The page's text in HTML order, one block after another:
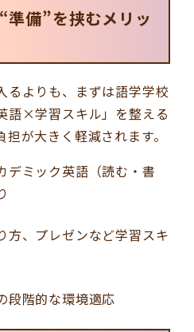
準備”を挟むメリッ
るよりも、まずは語学学校
語×学習スキル」を整える
が大きく軽減されます。
デミック英語（読む・書
方、プレゼンなど学習スキ
段階的な環境適応